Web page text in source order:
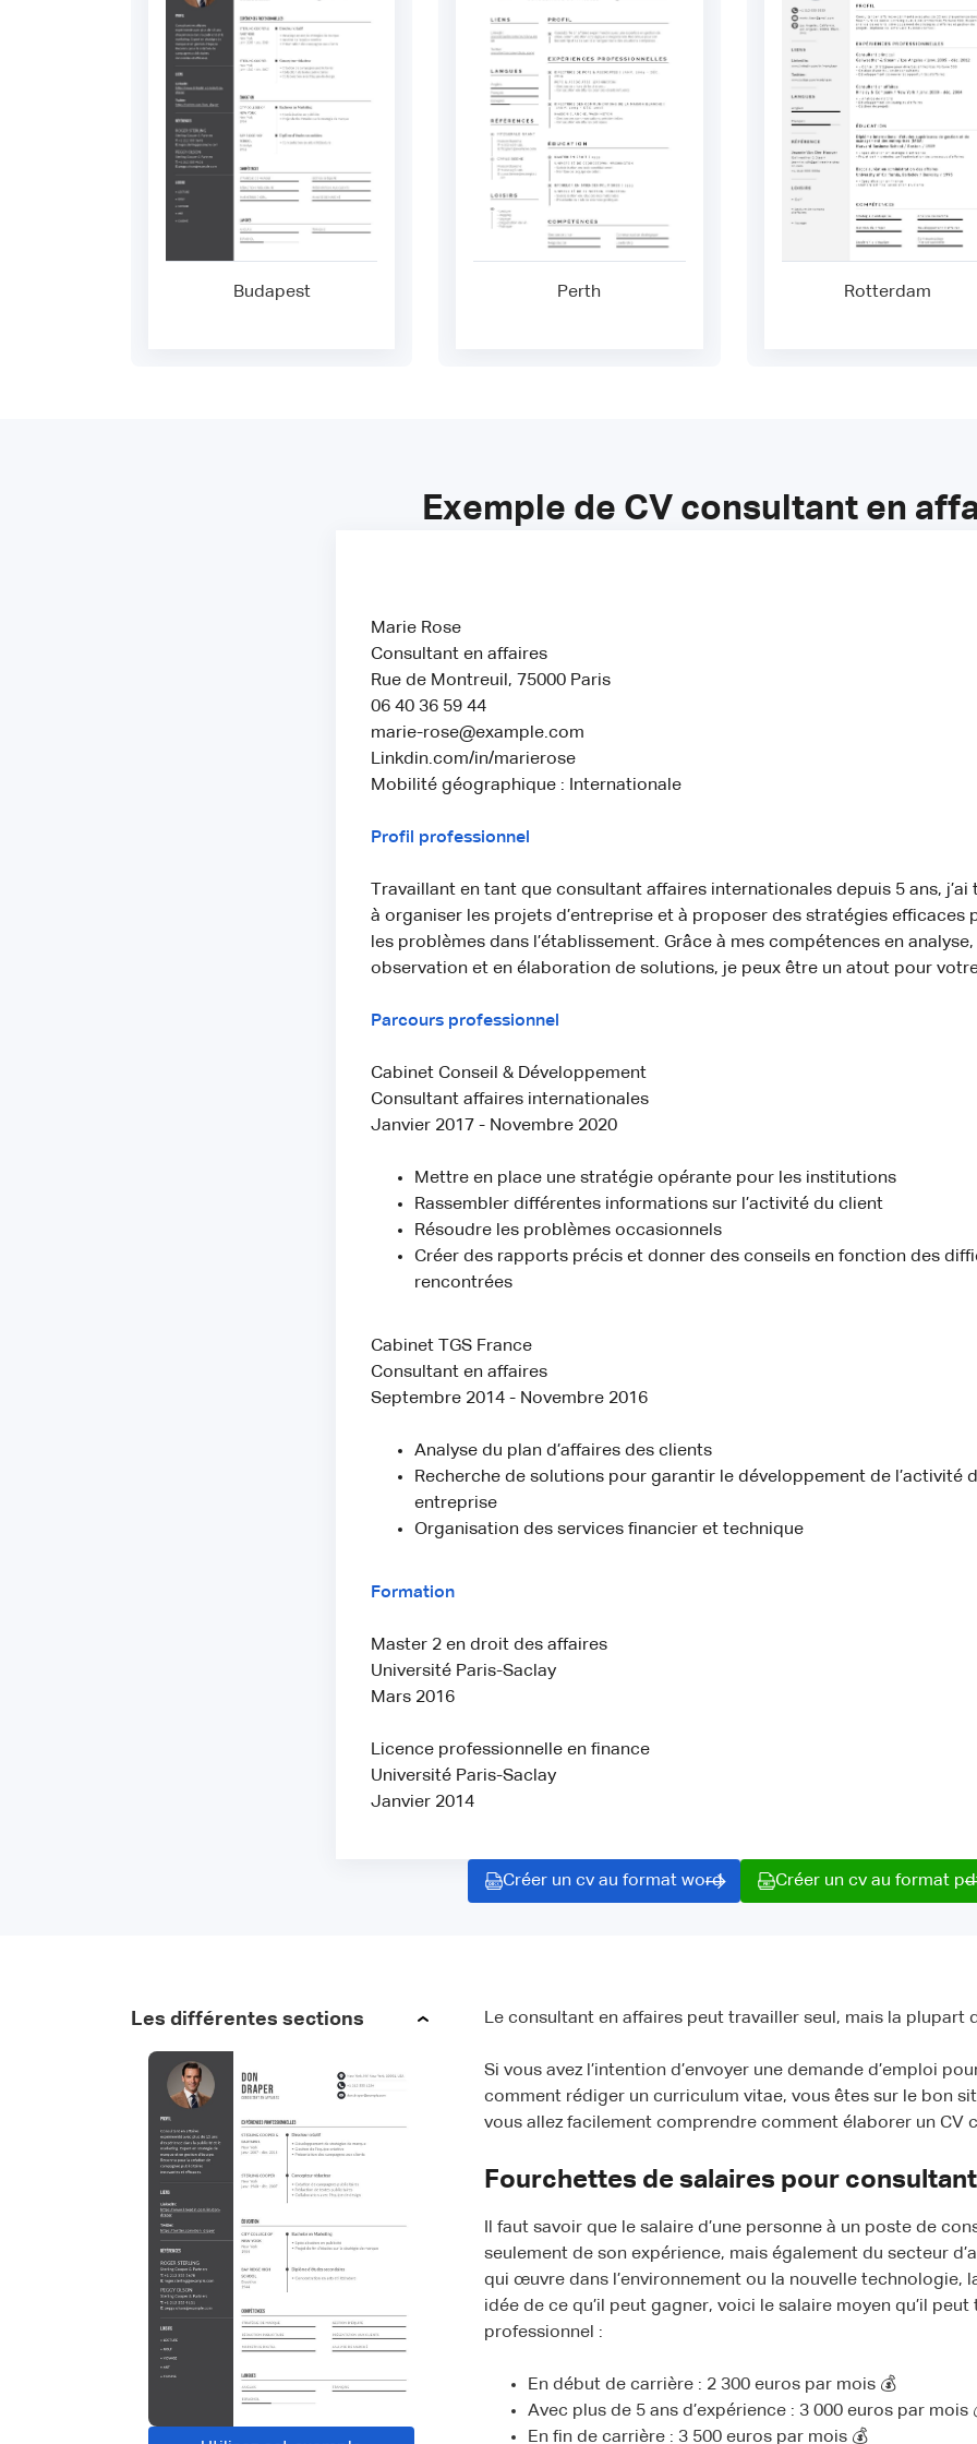
Budapest Perth Rotterdam
Exemple de CV consultant en
Marie Rose
Consultant en affaires
Rue de Montreuil, 75000 Paris
06 40 36 59 44
marie-rose@example.com
Linkdin.com/in/marierose
Mobilité géographique : Internationale
Profil professionnel
Travaillant en tant que consultant affaires internationales depuis 5 ans, j’ai
à organiser les projets d’entreprise et à proposer des stratégies efficaces
les problèmes dans l’établissement. Grâce à mes compétences en analyse,
observation et en élaboration de solutions, je peux être un atout pour
Parcours professionnel
Cabinet Conseil & Développement
Consultant affaires internationales
Janvier 2017 - Novembre 2020
Mettre en place une stratégie opérante pour les institutions
Rassembler différentes informations sur l’activité du client
Résoudre les problèmes occasionnels
Créer des rapports précis et donner des conseils en fonction des
rencontrées
Cabinet TGS France
Consultant en affaires
Septembre 2014 - Novembre 2016
Analyse du plan d’affaires des clients
Recherche de solutions pour garantir le développement de l’activité
entreprise
Organisation des services financier et technique
Formation
Master 2 en droit des affaires
Université Paris-Saclay
Mars 2016
Licence professionnelle en finance
Université Paris-Saclay
Janvier 2014
Créer un cv au format word Créer un cv au format
Les différentes sections Le consultant en affaires peut travailler seul, mais la plupart
Si vous avez l’intention d’envoyer une demande d’emploi
comment rédiger un curriculum vitae, vous êtes sur le bon
vous allez facilement comprendre comment élaborer un CV
Fourchettes de salaires pour
Il faut savoir que le salaire d’une personne à un poste de
seulement de son expérience, mais également du secteur
qui œuvre dans l’environnement ou la nouvelle technologie,
idée de ce qu’il peut gagner, voici le salaire moyen qu’il
professionnel :
En début de carrière : 2 300 euros par mois 💰
Avec plus de 5 ans d’expérience : 3 000 euros par mois
En fin de carrière : 3 500 euros par mois 💰